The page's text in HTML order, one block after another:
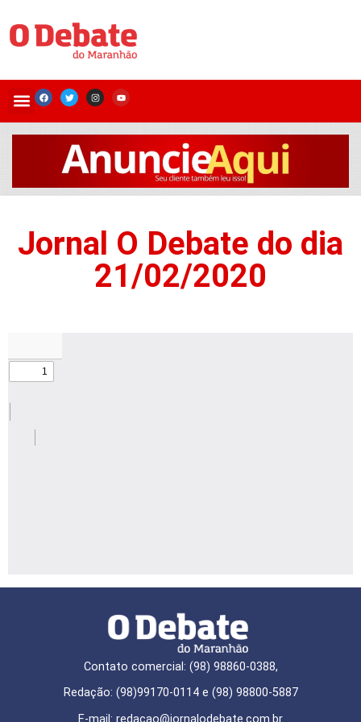
Jornal O Debate do dia
21/02/2020
Contato comercial: (98) 98860-0388,
Redação: (98)99170-0114 e (98) 98800-5887
E-mail: redaçao@jornalodebate.com.br